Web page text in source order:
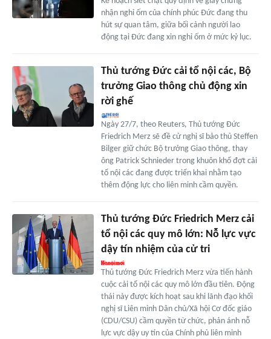
nhận nghỉ ốm của chính phúc Đức đang thu
hút sự quan tâm, giữa bối cảnh người lao
động tại Đức đang xin nghỉ ốm ở mức kỷ lục.
Thủ tướng Đức cải tổ nội các, Bộ
trưởng Giao thông chủ động xin
rời ghế
Ngày 27/7, theo Reuters, Thủ tướng Đức
Friedrich Merz sẽ đề cử nghị sĩ bảo thủ Steffen
Bilger giữ chức Bộ trưởng Giao thông, thay
ông Patrick Schnieder trong khuôn khổ đợt cải
tổ nội các đang được triển khai nhằm tạo
thêm động lực cho liên minh cầm quyền.
Thủ tướng Đức Friedrich Merz cải
tổ nội các quy mô lớn: Nỗ lực vực
dậy tín nhiệm của cử tri
Thủ tướng Đức Friedrich Merz vừa tiến hành
cuộc cải tổ nội các quy mô lớn đầu tiên. Động
thái này được kích hoạt sau khi lãnh đạo khối
nghị sĩ Liên minh Dân chủ/Xã hội Cơ đốc giáo
(CDU/CSU) cầm quyền từ chức, phản ánh nỗ
lực vực dậy uy tín của Chính phủ liên minh